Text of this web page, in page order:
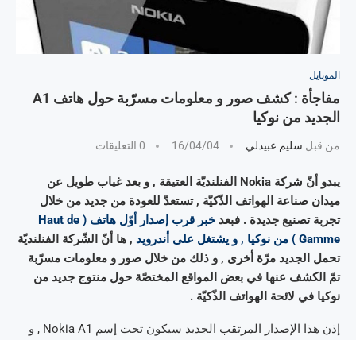
الموبايل
مفاجأة : كشف صور و معلومات مسرّبة حول هاتف A1
الجديد من نوكيا
من قبل سليم عبيدلي 16/04/04 0 التعليقات
يبدو أنّ شركة Nokia الفنلنديّة العتيقة , و بعد غياب طويل عن
ميدان صناعة الهواتف الذّكيّة , تستعدّ للعودة من جديد من خلال
تجربة تصنيع جديدة . فبعد
خبر قرب إصدار أوّل هاتف ( Haut de
Gamme ) من نوكيا , و يشتغل على أندرويد
, ها أنّ الشّركة الفنلنديّة
تحمل الجديد مرّة أخرى , و ذلك من خلال صور و معلومات مسرّبة
تمّ الكشف عنها في بعض المواقع المختصّة حول منتوج جديد من
نوكيا في لائحة الهواتف الذّكيّة .
إذن هذا الإصدار المرتقب الجديد سيكون تحت إسم Nokia A1 , و